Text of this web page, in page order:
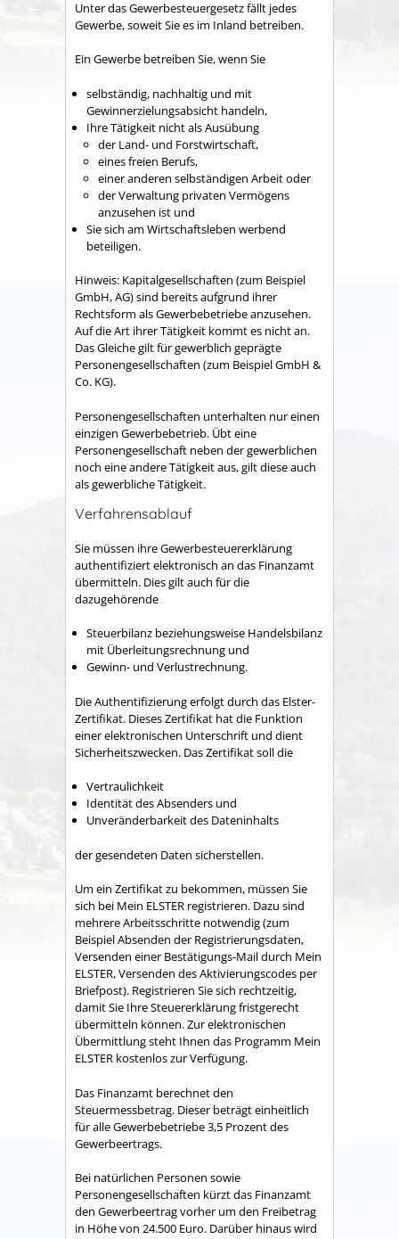
Unter das Gewerbesteuergesetz fällt jedes
Gewerbe, soweit Sie es im Inland betreiben.
Ein Gewerbe betreiben Sie, wenn Sie
selbständig, nachhaltig und mit
Gewinnerzielungsabsicht handeln,
Ihre Tätigkeit nicht als Ausübung
der Land- und Forstwirtschaft,
eines freien Berufs,
einer anderen selbständigen Arbeit oder
der Verwaltung privaten Vermögens
anzusehen ist und
Sie sich am Wirtschaftsleben werbend
beteiligen.
Hinweis: Kapitalgesellschaften (zum Beispiel
GmbH, AG) sind bereits aufgrund ihrer
Rechtsform als Gewerbebetriebe anzusehen.
Auf die Art ihrer Tätigkeit kommt es nicht an.
Das Gleiche gilt für gewerblich geprägte
Personengesellschaften (zum Beispiel GmbH &
Co. KG).
Personengesellschaften unterhalten nur einen
einzigen Gewerbebetrieb. Übt eine
Personengesellschaft neben der gewerblichen
noch eine andere Tätigkeit aus, gilt diese auch
als gewerbliche Tätigkeit.
Verfahrensablauf
Sie müssen ihre Gewerbesteuererklärung
authentifiziert elektronisch an das Finanzamt
übermitteln. Dies gilt auch für die
dazugehörende
Steuerbilanz beziehungsweise Handelsbilanz
mit Überleitungsrechnung und
Gewinn- und Verlustrechnung.
Die Authentifizierung erfolgt durch das Elster-
Zertifikat. Dieses Zertifikat hat die Funktion
einer elektronischen Unterschrift und dient
Sicherheitszwecken. Das Zertifikat soll die
Vertraulichkeit
Identität des Absenders und
Unveränderbarkeit des Dateninhalts
der gesendeten Daten sicherstellen.
Um ein Zertifikat zu bekommen, müssen Sie
sich bei Mein ELSTER registrieren. Dazu sind
mehrere Arbeitsschritte notwendig (zum
Beispiel Absenden der Registrierungsdaten,
Versenden einer Bestätigungs-Mail durch Mein
ELSTER, Versenden des Aktivierungscodes per
Briefpost). Registrieren Sie sich rechtzeitig,
damit Sie Ihre Steuererklärung fristgerecht
übermitteln können. Zur elektronischen
Übermittlung steht Ihnen das Programm Mein
ELSTER kostenlos zur Verfügung.
Das Finanzamt berechnet den
Steuermessbetrag. Dieser beträgt einheitlich
für alle Gewerbebetriebe 3,5 Prozent des
Gewerbeertrags.
Bei natürlichen Personen sowie
Personengesellschaften kürzt das Finanzamt
den Gewerbeertrag vorher um den Freibetrag
in Höhe von 24.500 Euro. Darüber hinaus wird